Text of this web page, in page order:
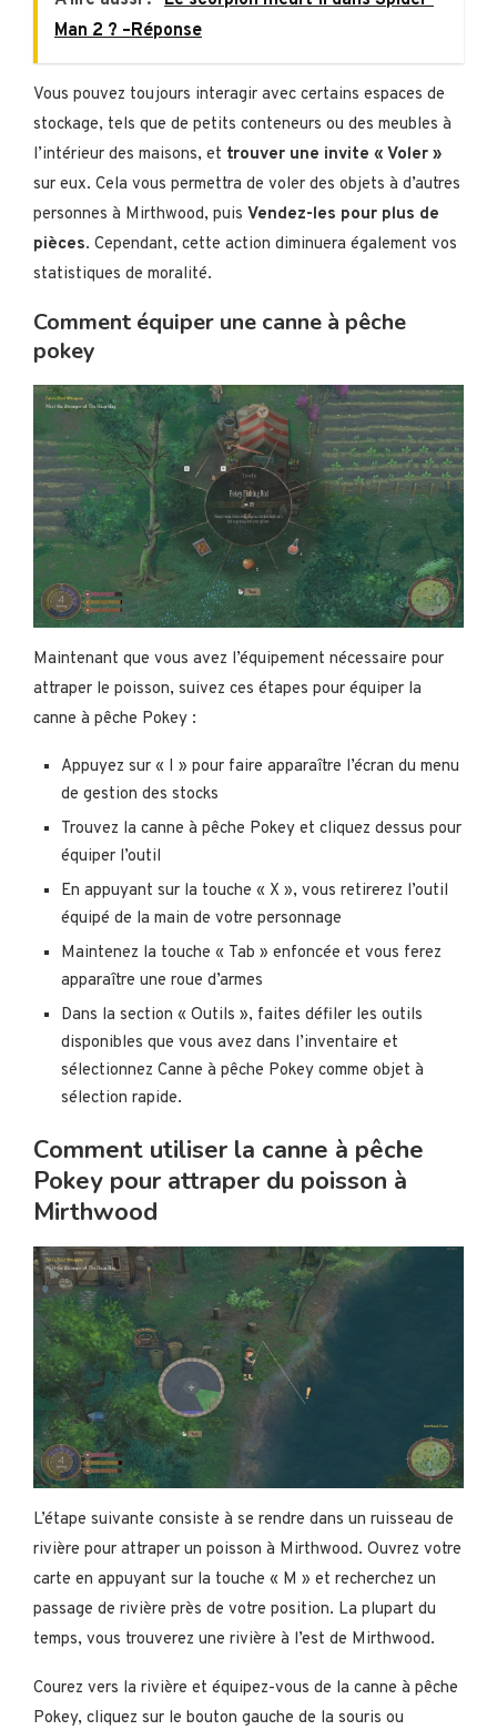
Man 2 ? –Réponse
Vous pouvez toujours interagir avec certains espaces de
stockage, tels que de petits conteneurs ou des meubles à
l’intérieur des maisons, et trouver une invite « Voler »
sur eux. Cela vous permettra de voler des objets à d’autres
personnes à Mirthwood, puis Vendez-les pour plus de
pièces. Cependant, cette action diminuera également vos
statistiques de moralité.
Comment équiper une canne à pêche
pokey
Maintenant que vous avez l’équipement nécessaire pour
attraper le poisson, suivez ces étapes pour équiper la
canne à pêche Pokey :
Appuyez sur « I » pour faire apparaître l’écran du menu
de gestion des stocks
Trouvez la canne à pêche Pokey et cliquez dessus pour
équiper l’outil
En appuyant sur la touche « X », vous retirerez l’outil
équipé de la main de votre personnage
Maintenez la touche « Tab » enfoncée et vous ferez
apparaître une roue d’armes
Dans la section « Outils », faites défiler les outils
disponibles que vous avez dans l’inventaire et
sélectionnez Canne à pêche Pokey comme objet à
sélection rapide.
Comment utiliser la canne à pêche
Pokey pour attraper du poisson à
Mirthwood
L’étape suivante consiste à se rendre dans un ruisseau de
rivière pour attraper un poisson à Mirthwood. Ouvrez votre
carte en appuyant sur la touche « M » et recherchez un
passage de rivière près de votre position. La plupart du
temps, vous trouverez une rivière à l’est de Mirthwood.
Courez vers la rivière et équipez-vous de la canne à pêche
Pokey, cliquez sur le bouton gauche de la souris ou